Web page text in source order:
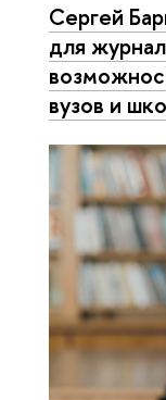
Сергей
для
вузов и